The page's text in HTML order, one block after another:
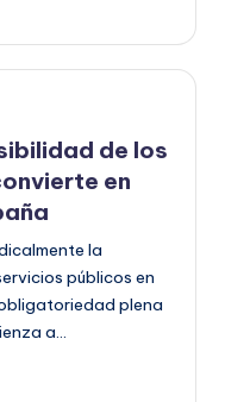
de los
en
la
públicos en
plena
a…